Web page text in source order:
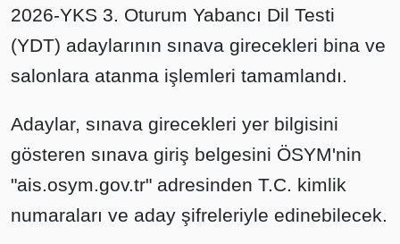
2026-YKS 3. Oturum Yabancı Dil Testi
(YDT) adaylarının sınava girecekleri bina ve
salonlara atanma işlemleri tamamlandı.
Adaylar, sınava girecekleri yer bilgisini
gösteren sınava giriş belgesini ÖSYM'nin
"ais.osym.gov.tr" adresinden T.C. kimlik
numaraları ve aday şifreleriyle edinebilecek.